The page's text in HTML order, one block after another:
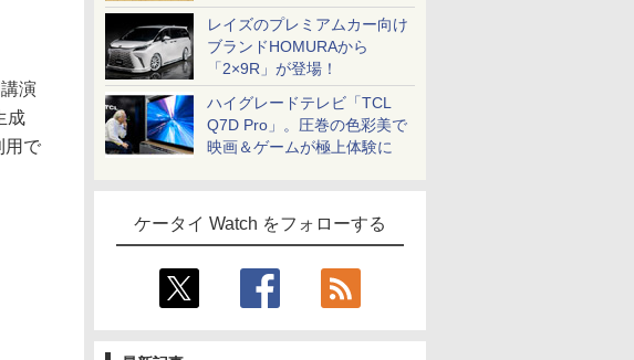
レイズのプレミアムカー向け
ブランドHOMURAから
「2×9R」が登場！
ハイグレードテレビ「TCL
Q7D Pro」。圧巻の色彩美で
映画＆ゲームが極上体験に
ケータイ Watch をフォローする
演
成
用で